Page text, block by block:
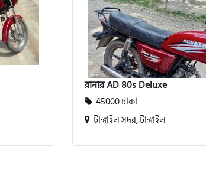
রানার AD 80s Deluxe
45000 টাকা
টাঙ্গাইল সদর, টাঙ্গাইল